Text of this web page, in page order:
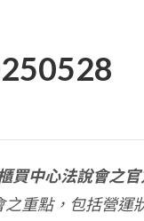
買中心法說會之
重點，包括營運